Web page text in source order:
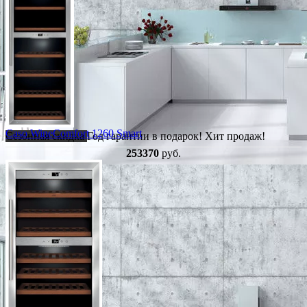
Сезонная скидкаГод гарантии в подарок!Хит продаж!
Caso WineComfort 1260 Smart
253370 руб.